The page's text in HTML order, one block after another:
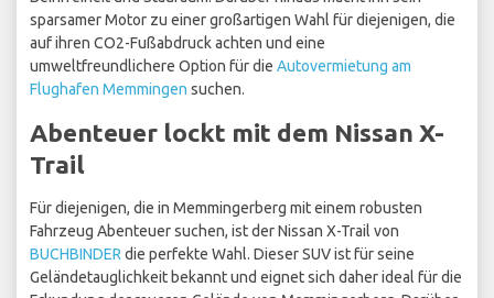
sparsamer Motor zu einer großartigen Wahl für diejenigen, die
auf ihren CO2-Fußabdruck achten und eine
umweltfreundlichere Option für die Autovermietung am
Flughafen Memmingen suchen.
Abenteuer lockt mit dem Nissan X-
Trail
Für diejenigen, die in Memmingerberg mit einem robusten
Fahrzeug Abenteuer suchen, ist der Nissan X-Trail von
BUCHBINDER die perfekte Wahl. Dieser SUV ist für seine
Geländetauglichkeit bekannt und eignet sich daher ideal für die